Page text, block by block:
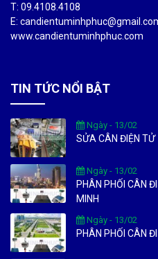
T: 09.4108.4108
E:
www.candientuminhphuc.com
TIN TỨC NỔI BẬT
Ngày - 13/02
SỬA CÂN ĐIỆN TỬ
Ngày - 13/02
PHÂN PHỐI CÂN
MINH
Ngày - 13/02
PHÂN PHỐI CÂN